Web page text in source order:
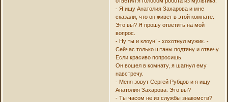
- Я ищу Анатолия Захарова и мне
сказали, что он живет в этой комнате.
Это вы? Я прошу ответить на мой
вопрос.
- Ну ты и клоун! - хохотнул мужик. -
Сейчас только штаны подтяну и отвечу.
Если красиво попросишь.
Он вошел в комнату, я шагнул ему
навстречу.
- Меня зовут Сергей Рубцов и я ищу
Анатолия Захарова. Это вы?
- Ты часом не из службы знакомств?